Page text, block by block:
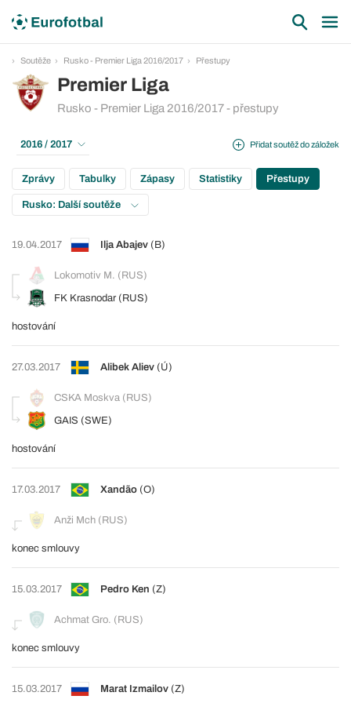
Soutěže Rusko - Premier Liga 2016/2017 Přestupy
Premier Liga
Rusko - Premier Liga 2016/2017 - přestupy
Přidat soutěž do záložek
2016 / 2017
Zprávy Tabulky Zápasy Statistiky Přestupy
Rusko: Další soutěže
19.04.2017 Ilja Abajev (B)
Lokomotiv M. (RUS)
FK Krasnodar (RUS)
hostování
27.03.2017 Alibek Aliev (Ú)
CSKA Moskva (RUS)
GAIS (SWE)
hostování
17.03.2017 Xandão (O)
Anži Mch (RUS)
konec smlouvy
15.03.2017 Pedro Ken (Z)
Achmat Gro. (RUS)
konec smlouvy
15.03.2017 Marat Izmailov (Z)